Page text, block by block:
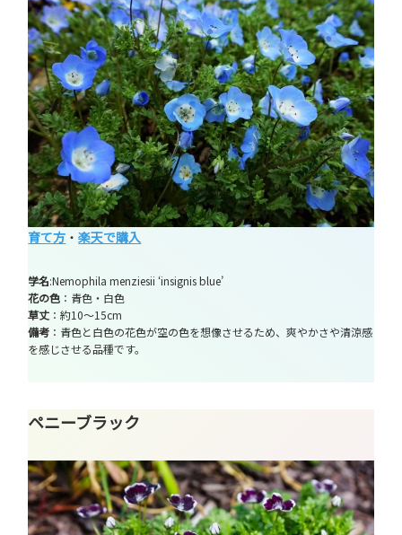
育て方 ・楽天で購入
学名:Nemophila menziesii ‘insignis blue’
花の色 ：青色・白色
草丈 ：約10～15cm
備考 ：青色と白色の花色が空の色を想像させるため、爽やかさや清涼感
を感じさせる品種です。
ペニーブラック